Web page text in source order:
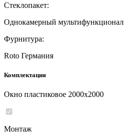
Стеклопакет:
Однокамерный
Фурнитура:
Roto Германия
Комплектация
Окно пластиковое 2000x2000
Монтаж